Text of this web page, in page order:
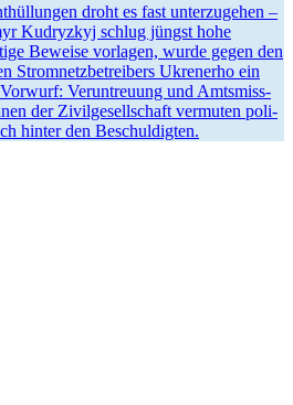
droht es fast unter­zu­ge­hen –
Kudryz­kyj schlug jüngst hohe
Beweise vor­la­gen, wurde gegen den
Strom­netz­be­trei­bers Ukren­erho ein
Ver­un­treu­ung und Amts­miss­
der Zivil­ge­sell­schaft ver­mu­ten poli­
hinter den Beschuldigten.